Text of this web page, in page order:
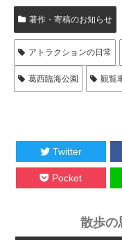
著作・寄稿のお知らせ
アトラクションの日常
葛西臨海公園 観覧
Twitter
Pocket
散歩の